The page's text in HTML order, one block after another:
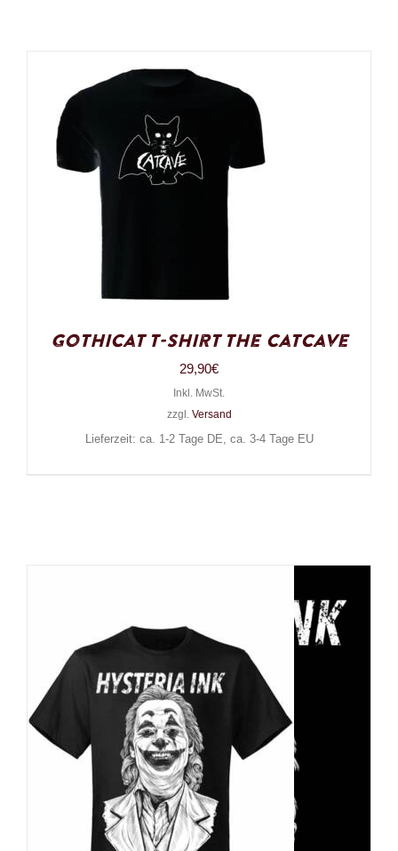
Gothicat T-Shirt The Catcave
29,90€
Inkl. MwSt.
zzgl. Versand
Lieferzeit: ca. 1-2 Tage DE, ca. 3-4 Tage EU